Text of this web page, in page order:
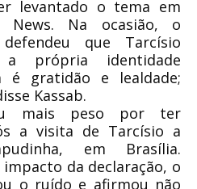
levantado o tema em
News. Na ocasião, o
que Tarcísio
a própria identidade
é gratidão e lealdade;
Kassab.
mais peso por ter
a visita de Tarcísio a
em Brasília.
da declaração, o
o ruído e afirmou não